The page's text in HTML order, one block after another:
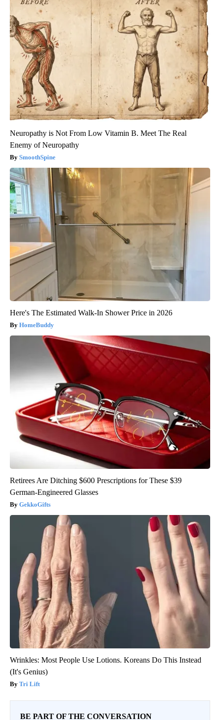
Neuropathy is Not From Low Vitamin B. Meet The Real
Enemy of Neuropathy
SmoothSpine
Here's The Estimated Walk-In Shower Price in 2026
HomeBuddy
Retirees Are Ditching $600 Prescriptions for These $39
German-Engineered Glasses
GekkoGifts
Wrinkles: Most People Use Lotions. Koreans Do This Instead
(It's Genius)
Tri Lift
BE PART OF THE CONVERSATION